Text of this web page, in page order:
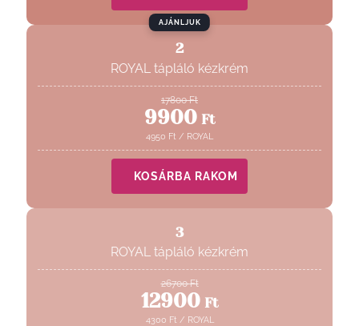
AJÁNLJUK
2
ROYAL tápláló kézkrém
17800 Ft
9900 Ft
4950 Ft / ROYAL
KOSÁRBA RAKOM
3
ROYAL tápláló kézkrém
26700 Ft
12900 Ft
4300 Ft/ ROYAL